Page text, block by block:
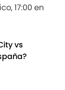
17:00 en
vs